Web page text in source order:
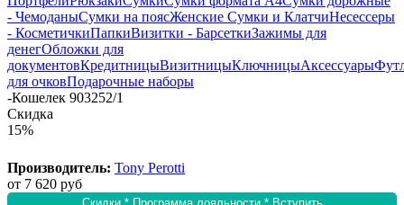
- ЧемоданыСумки на поясЖенские Сумки и КлатчиНесессеры
- КосметичкиПапкиВизитки - БарсеткиЗажимы для
денегОбложки для
документовКредитницыВизитницыКлючницыАксессуары
для очковПодарочные наборы
-Кошелек 903252/1
Скидка
15%
Производитель: Tony Perotti
от 7 620 руб